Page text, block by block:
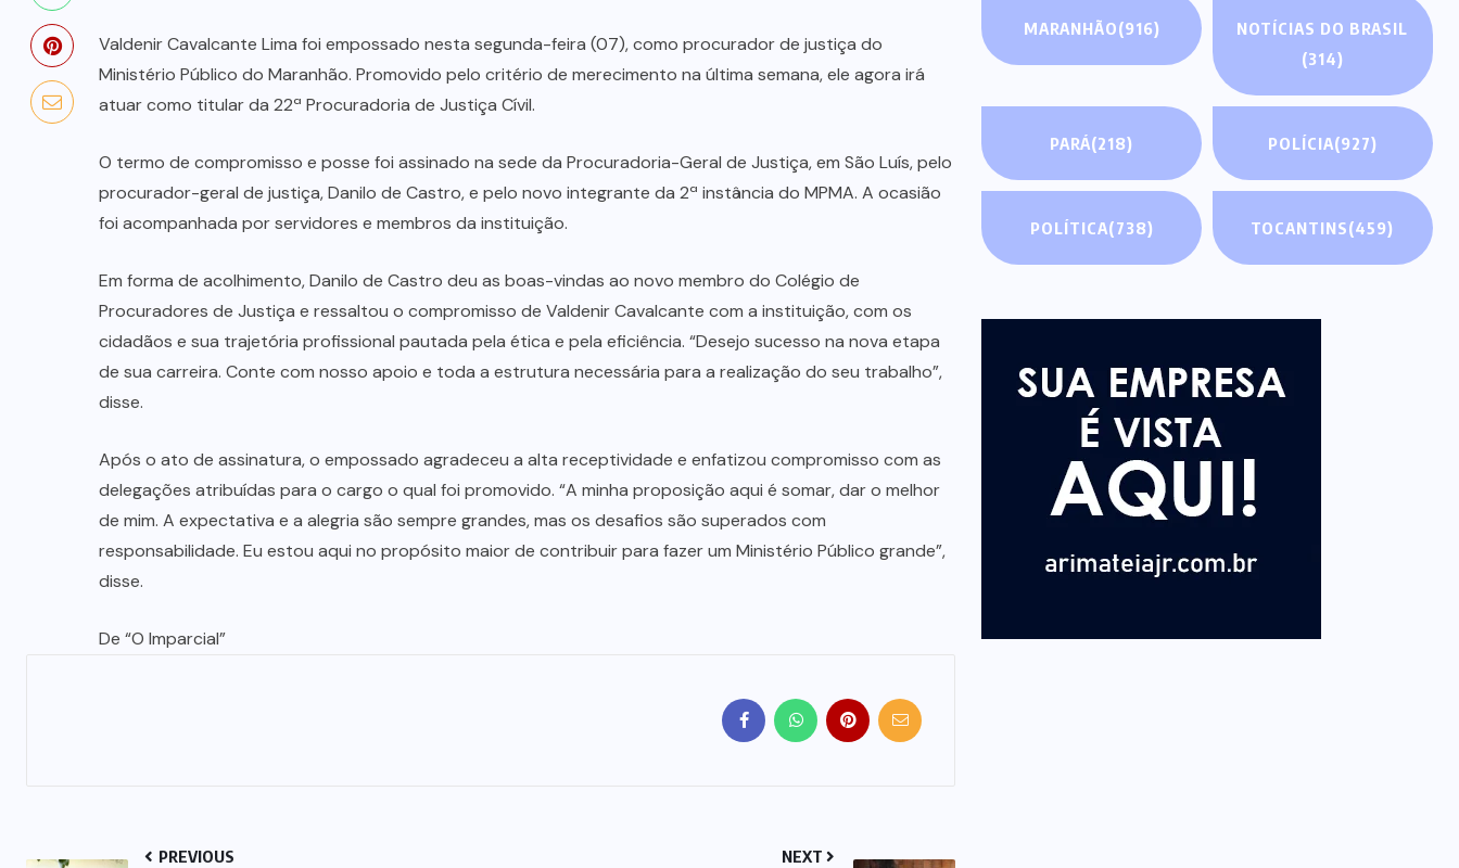
Valdenir Cavalcante Lima foi empossado nesta segunda-feira (07), como procurador de justiça do
Ministério Público do Maranhão. Promovido pelo critério de merecimento na última semana, ele agora irá
atuar como titular da 22ª Procuradoria de Justiça Cívil.
O termo de compromisso e posse foi assinado na sede da Procuradoria-Geral de Justiça, em São Luís, pelo
procurador-geral de justiça, Danilo de Castro, e pelo novo integrante da 2ª instância do MPMA. A ocasião
foi acompanhada por servidores e membros da instituição.
Em forma de acolhimento, Danilo de Castro deu as boas-vindas ao novo membro do Colégio de
Procuradores de Justiça e ressaltou o compromisso de Valdenir Cavalcante com a instituição, com os
cidadãos e sua trajetória profissional pautada pela ética e pela eficiência. “Desejo sucesso na nova etapa
de sua carreira. Conte com nosso apoio e toda a estrutura necessária para a realização do seu trabalho”,
disse.
Após o ato de assinatura, o empossado agradeceu a alta receptividade e enfatizou compromisso com as
delegações atribuídas para o cargo o qual foi promovido. “A minha proposição aqui é somar, dar o melhor
de mim. A expectativa e a alegria são sempre grandes, mas os desafios são superados com
responsabilidade. Eu estou aqui no propósito maior de contribuir para fazer um Ministério Público grande”,
disse.
De “O Imparcial”
PREVIOUS NEXT
MARANHÃO(916)
NOTÍCIAS DO BRASIL
(314)
PARÁ(218) POLÍCIA(927)
POLÍTICA(738) TOCANTINS(459)